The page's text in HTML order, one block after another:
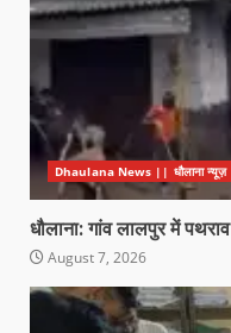
Dhaulana News || धौलाना न्यूज़
धौलाना: गांव लालपुर में पथराव
August 7, 2026